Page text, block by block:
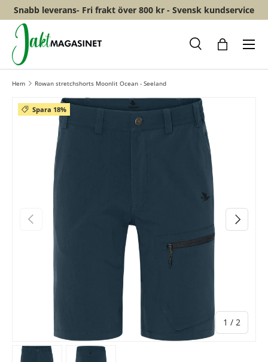
HOPPA TILL INNEHÅLL
Snabb leverans- Fri frakt över 800 kr - Svensk kundservice
Sök
Meny
Hem Rowan stretchshorts Moonlit Ocean - Seeland
Spara 18%
FÖREGÅENDE
1 / av
2
NÄSTA